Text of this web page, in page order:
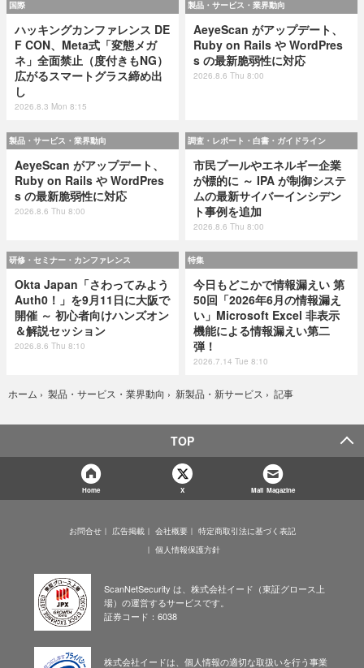
国際
ハッキングカンファレンス DE
F CON、Meta式「変態メガ
ネ」全面禁止（度付きもNG）
広がるスマートグラス締め出
し
2026.8.3 Mon 8:15
製品・サービス・業界動向
AeyeScan がアップデート、
Ruby on Rails や WordPres
s の最新脆弱性に対応
2026.8.6 Thu 8:00
製品・サービス・業界動向
AeyeScan がアップデート、
Ruby on Rails や WordPres
s の最新脆弱性に対応
2026.8.6 Thu 8:00
調査・レポート・白書・ガイドライン
市民プールやエネルギー企業
が標的に ～ IPA が制御システ
ムの最新サイバーインシデン
ト事例を追加
2026.8.6 Thu 8:00
研修・セミナー・カンファレンス
Okta Japan「さわってみよう
Auth0！」を9月11日に大阪で
開催 ～ 初心者向けハンズオン
＆解説セッション
2026.8.6 Thu 8:10
特集
今日もどこかで情報漏えい 第
50回「2026年6月の情報漏え
い」Microsoft Excel 非表示
機能による情報漏えい第二
弾！
2026.7.14 Tue 8:10
ホーム › 製品・サービス・業界動向 › 新製品・新サービス › 記事
TOP
Home X Mail Magazine
お問合せ 広告掲載 会社概要
特定商取引法に基づく表記
個人情報保護方針
ScanNetSecurity は、株式会社イード（東証グロース上
場）の運営するサービスです。
証券コード：6038
株式会社イードは、個人情報の適切な取扱いを行う事業